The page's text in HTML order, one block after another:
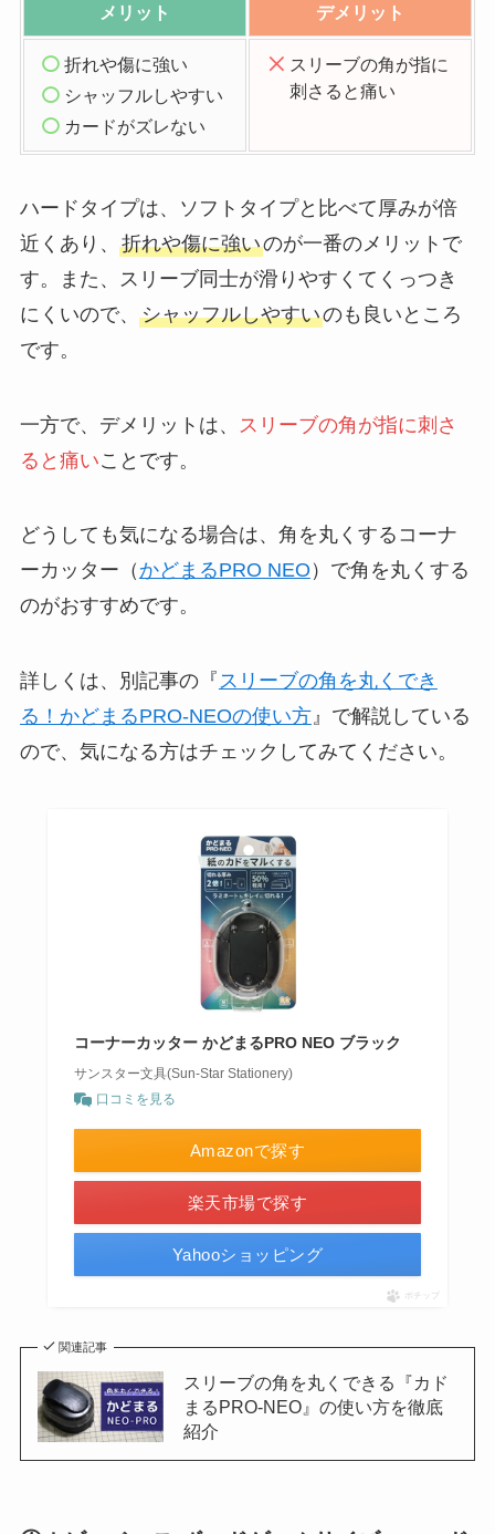
メリット デメリット
折れや傷に強い
シャッフルしやすい
カードがズレない
スリーブの角が指に
刺さると痛い
ハードタイプは、ソフトタイプと比べて厚みが倍
近くあり、 折れや傷に強いのが一番のメリットで
す。また、スリーブ同士が滑りやすくてくっつき
にくいので、 シャッフルしやすいのも良いところ
です。
一方で、デメリットは、
スリーブの角が指に刺さ
ると痛いことです。
どうしても気になる場合は、角を丸くするコーナ
ーカッター（かどまるPRO NEO ）で角を丸くする
のがおすすめです。
詳しくは、別記事の『スリーブの角を丸くでき
る！かどまるPRO-NEOの使い方』で解説している
ので、気になる方はチェックしてみてください。
コーナーカッター かどまるPRO NEO ブラック
サンスター文具(Sun-Star Stationery)
口コミを見る
Amazonで探す
楽天市場で探す
Yahooショッピング
ポチップ
関連記事
スリーブの角を丸くできる『カド
まるPRO-NEO』の使い方を徹底
紹介